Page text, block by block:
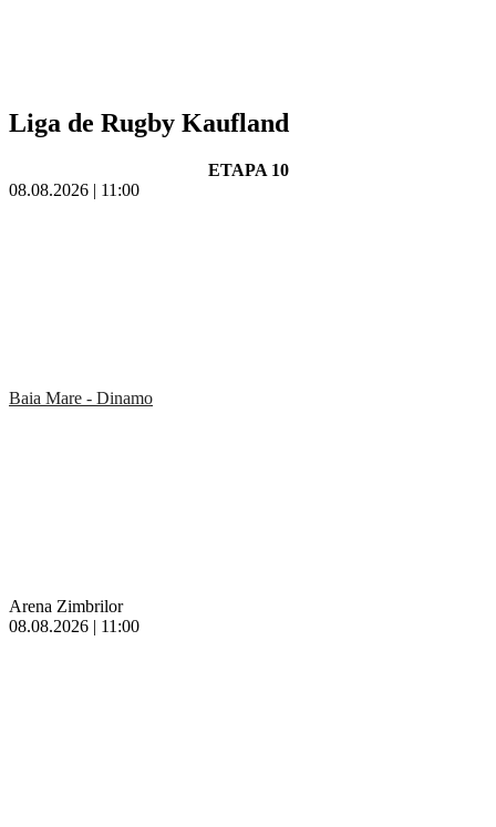
Liga de Rugby Kaufland
ETAPA 10
08.08.2026 | 11:00
Baia Mare - Dinamo
Arena Zimbrilor
08.08.2026 | 11:00